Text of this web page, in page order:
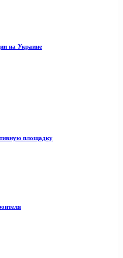
на Украине
площадку